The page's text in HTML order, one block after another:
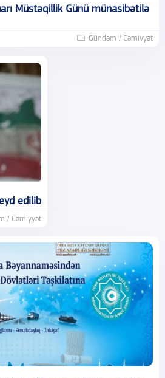
Müstəqillik Günü münasibətilə
Gündəm / Cəmiyyət
edilib
/ Cəmiyyət